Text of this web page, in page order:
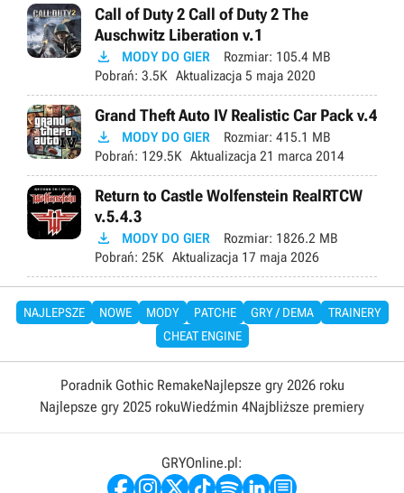
Call of Duty 2 Call of Duty 2 The
Auschwitz Liberation v.1
 MODY DO GIER Rozmiar: 105.4 MB
Pobrań: 3.5K Aktualizacja 5 maja 2020
Grand Theft Auto IV Realistic Car Pack v.4
 MODY DO GIER Rozmiar: 415.1 MB
Pobrań: 129.5K Aktualizacja 21 marca 2014
Return to Castle Wolfenstein RealRTCW
v.5.4.3
 MODY DO GIER Rozmiar: 1826.2 MB
Pobrań: 25K Aktualizacja 17 maja 2026
NAJLEPSZE NOWE MODY PATCHE GRY / DEMA
TRAINERY
CHEAT ENGINE
Poradnik Gothic RemakeNajlepsze gry 2026 roku
Najlepsze gry 2025 rokuWiedźmin 4Najbliższe premiery
GRYOnline.pl: